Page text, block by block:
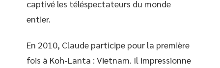
captivé les téléspectateurs du monde
entier.
En 2010, Claude participe pour la première
fois à Koh-Lanta : Vietnam. Il impressionne